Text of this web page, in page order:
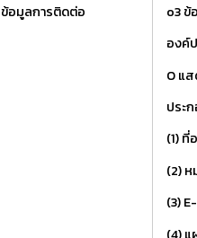
ข้อมูลการติดต่อ
o3 ข้
องค์
O แ
ประ
(1) ที่
(2)
(3)
(4)